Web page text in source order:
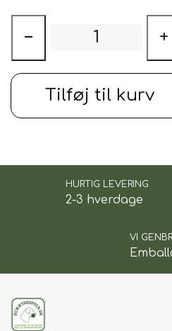
optager vand og
− +
Tilføj til kurv
HURTIG LEVERING
2-3 hverdage
VI